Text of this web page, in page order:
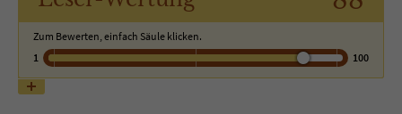
Zum Bewerten, einfach Säule klicken.
1
100
Name tx_pwcomments_ahash
Anbieter Literatur-Couch Medien GmbH & Co. KG